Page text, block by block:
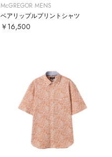
McGREGOR MENS
ベアリップルプリントシャツ
￥16,500